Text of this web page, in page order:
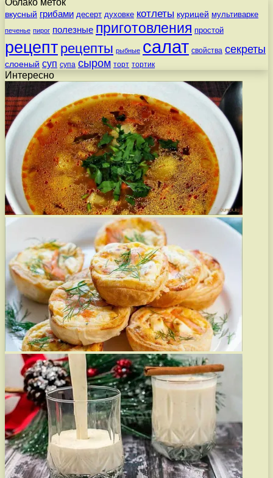
вкусный грибами десерт духовке котлеты курицей мультиварке
печенье пирог полезные приготовления простой
рецепт рецепты рыбные салат свойства секреты
слоеный суп супа сыром торт тортик
Интересно